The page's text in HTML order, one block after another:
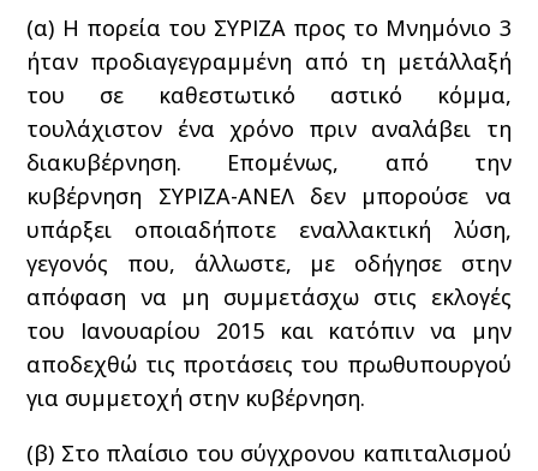
(α) Η πορεία του ΣΥΡΙΖΑ προς το Μνημόνιο 3
ήταν προδιαγεγραμμένη από τη μετάλλαξή
του σε καθεστωτικό αστικό κόμμα,
τουλάχιστον ένα χρόνο πριν αναλάβει τη
διακυβέρνηση. Επομένως, από την
κυβέρνηση ΣΥΡΙΖΑ-ΑΝΕΛ δεν μπορούσε να
υπάρξει οποιαδήποτε εναλλακτική λύση,
γεγονός που, άλλωστε, με οδήγησε στην
απόφαση να μη συμμετάσχω στις εκλογές
του Ιανουαρίου 2015 και κατόπιν να μην
αποδεχθώ τις προτάσεις του πρωθυπουργού
για συμμετοχή στην κυβέρνηση.
(β) Στο πλαίσιο του σύγχρονου καπιταλισμού